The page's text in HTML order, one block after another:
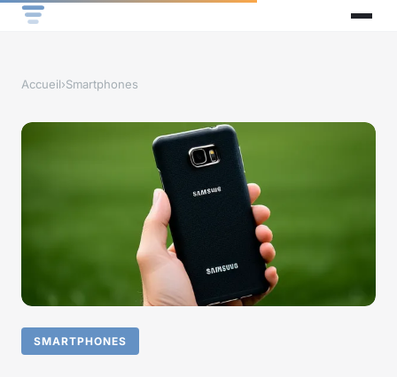
Accueil›Smartphones
SMARTPHONES